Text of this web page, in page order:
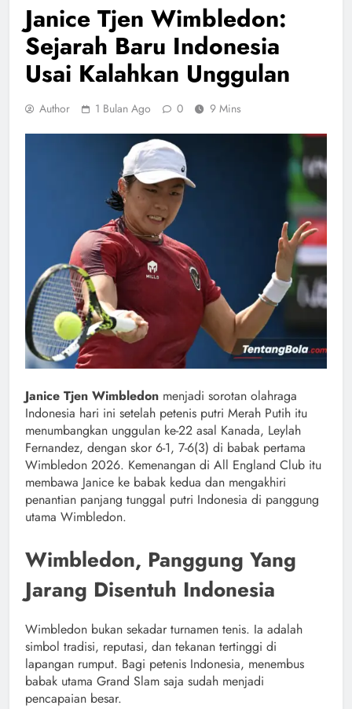
Janice Tjen Wimbledon:
Sejarah Baru Indonesia
Usai Kalahkan Unggulan
Author 1 Bulan Ago 0 9 Mins
Janice Tjen Wimbledon menjadi sorotan olahraga
Indonesia hari ini setelah petenis putri Merah Putih itu
menumbangkan unggulan ke-22 asal Kanada, Leylah
Fernandez, dengan skor 6-1, 7-6(3) di babak pertama
Wimbledon 2026. Kemenangan di All England Club itu
membawa Janice ke babak kedua dan mengakhiri
penantian panjang tunggal putri Indonesia di panggung
utama Wimbledon.
Wimbledon, Panggung Yang
Jarang Disentuh Indonesia
Wimbledon bukan sekadar turnamen tenis. Ia adalah
simbol tradisi, reputasi, dan tekanan tertinggi di
lapangan rumput. Bagi petenis Indonesia, menembus
babak utama Grand Slam saja sudah menjadi
pencapaian besar.